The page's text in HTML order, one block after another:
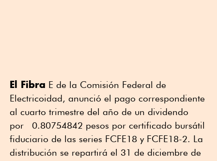
El Fibra E de la Comisión Federal de
Electricoidad, anunció el pago correspondiente
al cuarto trimestre del año de un dividendo
por 0.80754842 pesos por certificado bursátil
fiduciario de las series FCFE18 y FCFE18-2. La
distribución se repartirá el 31 de diciembre de